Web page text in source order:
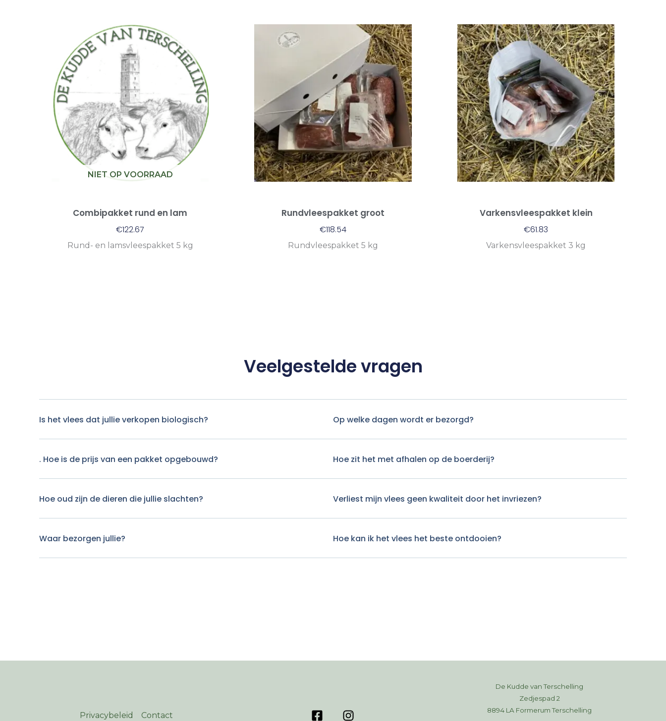
NIET OP VOORRAAD
Combipakket rund en lam
€122.67
Rund- en lamsvleespakket 5 kg
Rundvleespakket groot
€118.54
Rundvleespakket 5 kg
Varkensvleespakket klein
€61.83
Varkensvleespakket 3 kg
Veelgestelde vragen
Is het vlees dat jullie verkopen biologisch?
. Hoe is de prijs van een pakket opgebouwd?
Hoe oud zijn de dieren die jullie slachten?
Waar bezorgen jullie?
Op welke dagen wordt er bezorgd?
Hoe zit het met afhalen op de boerderij?
Verliest mijn vlees geen kwaliteit door het invriezen?
Hoe kan ik het vlees het beste ontdooien?
Privacybeleid Contact
De Kudde van Terschelling
Zedjespad 2
8894 LA Formerum Terschelling